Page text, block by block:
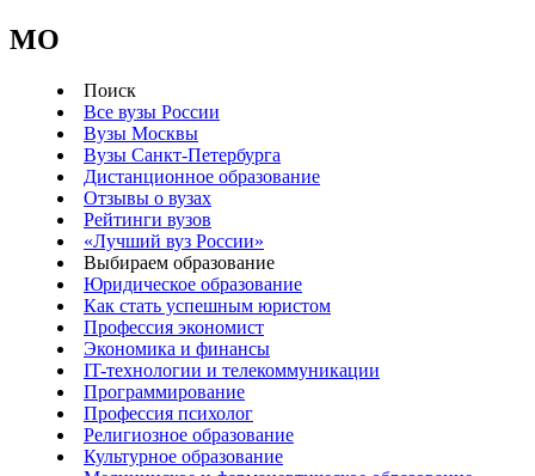
MO
Поиск
Все вузы России
Вузы Москвы
Вузы Санкт-Петербурга
Дистанционное образование
Отзывы о вузах
Рейтинги вузов
«Лучший вуз России»
Выбираем образование
Юридическое образование
Как стать успешным юристом
Профессия экономист
Экономика и финансы
IT-технологии и телекоммуникации
Программирование
Профессия психолог
Религиозное образование
Культурное образование